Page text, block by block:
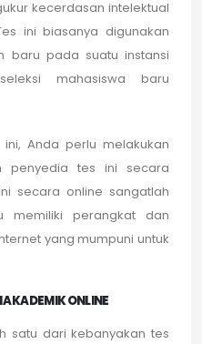
kecerdasan intelektual
ini biasanya digunakan
baru pada suatu instansi
mahasiswa baru
ini, Anda perlu melakukan
penyedia tes ini secara
secara online sangatlah
memiliki perangkat dan
yang mumpuni untuk
AKADEMIK ONLINE
satu dari kebanyakan tes